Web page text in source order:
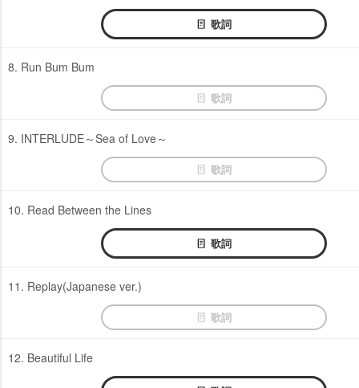
歌詞
8. Run Bum Bum
歌詞
9. INTERLUDE～Sea of Love～
歌詞
10. Read Between the Lines
歌詞
11. Replay(Japanese ver.)
歌詞
12. Beautiful Life